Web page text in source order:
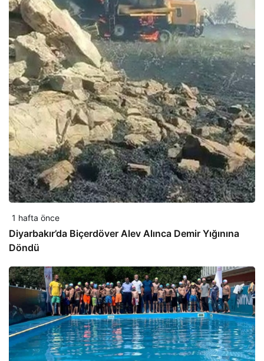
1 hafta önce
Diyarbakır’da Biçerdöver Alev Alınca Demir Yığınına
Döndü